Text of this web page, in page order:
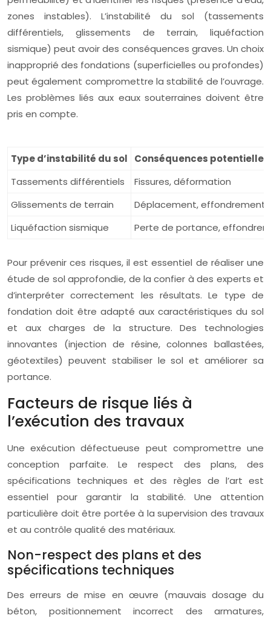
zones instables). L’instabilité du sol (tassements
différentiels, glissements de terrain, liquéfaction
sismique) peut avoir des conséquences graves. Un choix
inapproprié des fondations (superficielles ou profondes)
peut également compromettre la stabilité de l’ouvrage.
Les problèmes liés aux eaux souterraines doivent être
pris en compte.
Type d’instabilité du sol
Conséquences potentielles
Tassements différentiels
Fissures, déformation
Glissements de terrain
Déplacement, effondrement
Liquéfaction sismique
Perte de portance,
Pour prévenir ces risques, il est essentiel de réaliser une
étude de sol approfondie, de la confier à des experts et
d’interpréter correctement les résultats. Le type de
fondation doit être adapté aux caractéristiques du sol
et aux charges de la structure. Des technologies
innovantes (injection de résine, colonnes ballastées,
géotextiles) peuvent stabiliser le sol et améliorer sa
portance.
Facteurs de risque liés à
l’exécution des travaux
Une exécution défectueuse peut compromettre une
conception parfaite. Le respect des plans, des
spécifications techniques et des règles de l’art est
essentiel pour garantir la stabilité. Une attention
particulière doit être portée à la supervision des travaux
et au contrôle qualité des matériaux.
Non-respect des plans et des
spécifications techniques
Des erreurs de mise en œuvre (mauvais dosage du
béton, positionnement incorrect des armatures,